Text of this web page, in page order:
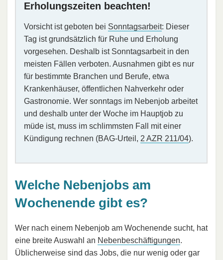
Erholungszeiten beachten!
Vorsicht ist geboten bei Sonntagsarbeit: Dieser
Tag ist grundsätzlich für Ruhe und Erholung
vorgesehen. Deshalb ist Sonntagsarbeit in den
meisten Fällen verboten. Ausnahmen gibt es nur
für bestimmte Branchen und Berufe, etwa
Krankenhäuser, öffentlichen Nahverkehr oder
Gastronomie. Wer sonntags im Nebenjob arbeitet
und deshalb unter der Woche im Hauptjob zu
müde ist, muss im schlimmsten Fall mit einer
Kündigung rechnen (BAG-Urteil, 2 AZR 211/04).
Welche Nebenjobs am
Wochenende gibt es?
Wer nach einem Nebenjob am Wochenende sucht, hat
eine breite Auswahl an Nebenbeschäftigungen.
Üblicherweise sind das Jobs, die nur wenig oder gar